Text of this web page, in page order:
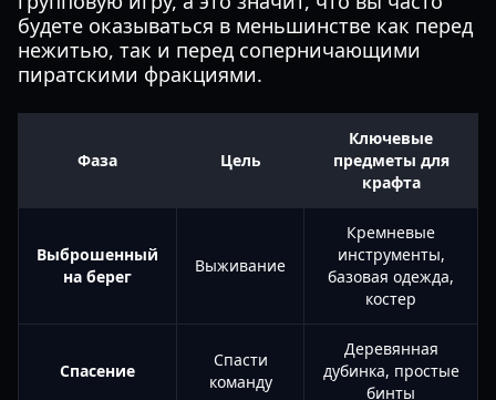
будете оказываться в меньшинстве как перед
нежитью, так и перед соперничающими
пиратскими фракциями.
Фаза Цель
Ключевые
предметы для
крафта
Выброшенный
на берег
Выживание
Кремневые
инструменты,
базовая одежда,
костер
Спасение
Спасти
команду
Деревянная
дубинка, простые
бинты